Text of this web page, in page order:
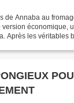
de Annaba au
économique,
Après les véritables